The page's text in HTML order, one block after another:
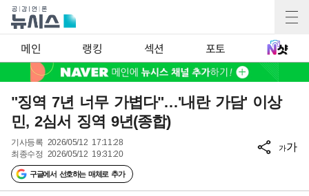
메인 랭킹 섹션 포토
"징역 7년 너무 가볍다"…'내란 가담' 이상
민, 2심서 징역 9년(종합)
기사등록 2026/05/12 17:11:28
최종수정 2026/05/12 19:31:20
구글에서 선호하는 매체로 추가
가가